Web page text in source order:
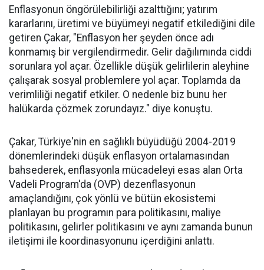
Enflasyonun öngörülebilirliği azalttığını; yatırım
kararlarını, üretimi ve büyümeyi negatif etkilediğini dile
getiren Çakar, "Enflasyon her şeyden önce adı
konmamış bir vergilendirmedir. Gelir dağılımında ciddi
sorunlara yol açar. Özellikle düşük gelirlilerin aleyhine
çalışarak sosyal problemlere yol açar. Toplamda da
verimliliği negatif etkiler. O nedenle biz bunu her
halükarda çözmek zorundayız." diye konuştu.
Çakar, Türkiye'nin en sağlıklı büyüdüğü 2004-2019
dönemlerindeki düşük enflasyon ortalamasından
bahsederek, enflasyonla mücadeleyi esas alan Orta
Vadeli Program'da (OVP) dezenflasyonun
amaçlandığını, çok yönlü ve bütün ekosistemi
planlayan bu programın para politikasını, maliye
politikasını, gelirler politikasını ve aynı zamanda bunun
iletişimi ile koordinasyonunu içerdiğini anlattı.